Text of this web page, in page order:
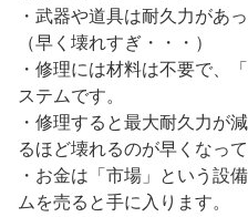
・武器や道具は耐久力があ
（早く壊れすぎ・・・）
・修理には材料は不要で、
ステムです。
・修理すると最大耐久力が
るほど壊れるのが早くなって
・お金は「市場」という設
ムを売ると手に入ります。